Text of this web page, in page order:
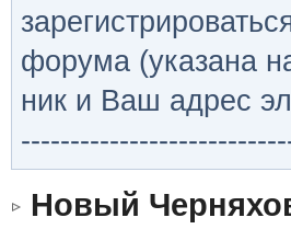
форума (указана
ник и Ваш адрес
Новый